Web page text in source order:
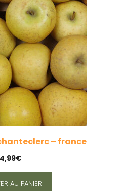
– france
4,99€
AU PANIER